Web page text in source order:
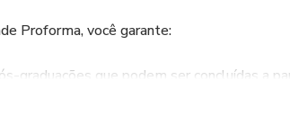
Proforma, você garante:
graduações que podem ser concluídas a